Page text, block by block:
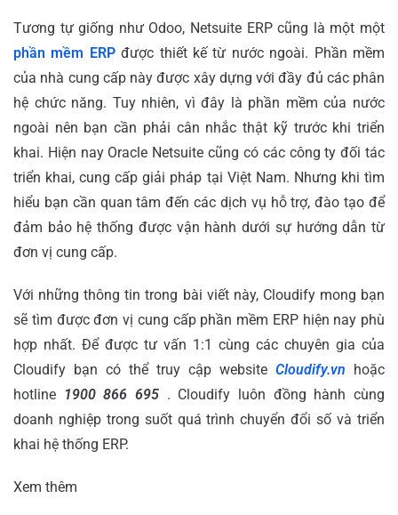
Tương tự giống như Odoo, Netsuite ERP cũng là một một
phần mềm ERPđược thiết kế từ nước ngoài. Phần mềm
của nhà cung cấp này được xây dựng với đầy đủ các phân
hệ chức năng. Tuy nhiên, vì đây là phần mềm của nước
ngoài nên bạn cần phải cân nhắc thật kỹ trước khi triển
khai. Hiện nay Oracle Netsuite cũng có các công ty đối tác
triển khai, cung cấp giải pháp tại Việt Nam. Nhưng khi tìm
hiểu bạn cần quan tâm đến các dịch vụ hỗ trợ, đào tạo để
đảm bảo hệ thống được vận hành dưới sự hướng dẫn từ
đơn vị cung cấp.
Với những thông tin trong bài viết này, Cloudify mong bạn
sẽ tìm được đơn vị cung cấp phần mềm ERP hiện nay phù
hợp nhất. Để được tư vấn 1:1 cùng các chuyên gia của
Cloudify bạn có thể truy cập website Cloudify.vn hoặc
hotline 1900 866 695 . Cloudify luôn đồng hành cùng
doanh nghiệp trong suốt quá trình chuyển đổi số và triển
khai hệ thống ERP.
Xem thêm